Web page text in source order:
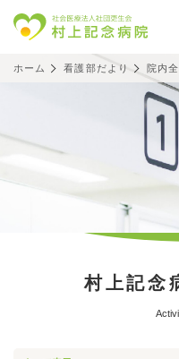
ホーム 看護部だより 院内
村上記念